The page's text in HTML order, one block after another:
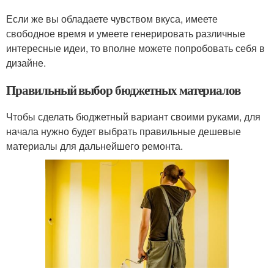
Если же вы обладаете чувством вкуса, имеете
свободное время и умеете генерировать различные
интересные идеи, то вполне можете попробовать себя в
дизайне.
Правильный выбор бюджетных материалов
Чтобы сделать бюджетный вариант своими руками, для
начала нужно будет выбрать правильные дешевые
материалы для дальнейшего ремонта.